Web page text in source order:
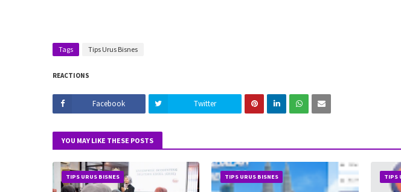
Tags Tips Urus Bisnes
REACTIONS
Facebook Twitter
YOU MAY LIKE THESE POSTS
TIPS URUS BISNES TIPS URUS BISNES TIPS